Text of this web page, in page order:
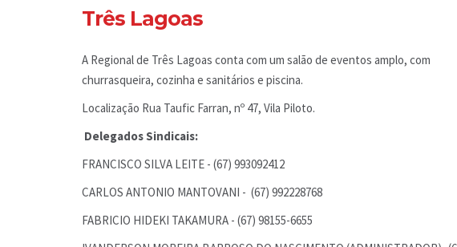
Três Lagoas
A Regional de Três Lagoas conta com um salão de eventos amplo, com
churrasqueira, cozinha e sanitários e piscina.
Localização Rua Taufic Farran, nº 47, Vila Piloto.
Delegados Sindicais:
FRANCISCO SILVA LEITE - (67) 993092412
CARLOS ANTONIO MANTOVANI - (67) 992228768
FABRICIO HIDEKI TAKAMURA - (67) 98155-6655